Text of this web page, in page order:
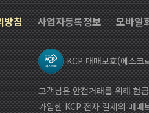
방침 사업자등록정보 모바일
KCP 매매보호(에스크
고객님은 안전거래를 위해 현
가입한 KCP 전자 결제의 매매